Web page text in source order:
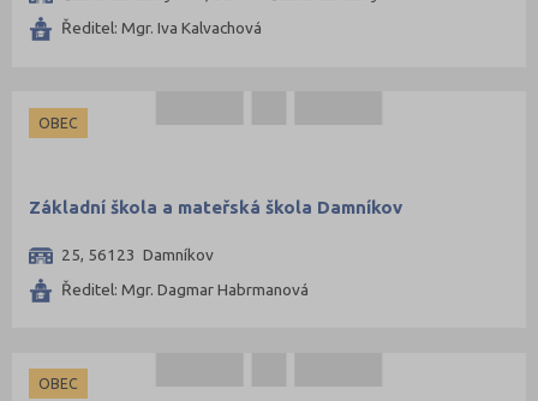
Ředitel: Mgr. Iva Kalvachová
OBEC
Základní škola a mateřská škola Damníkov
25, 56123 Damníkov
Ředitel: Mgr. Dagmar Habrmanová
OBEC